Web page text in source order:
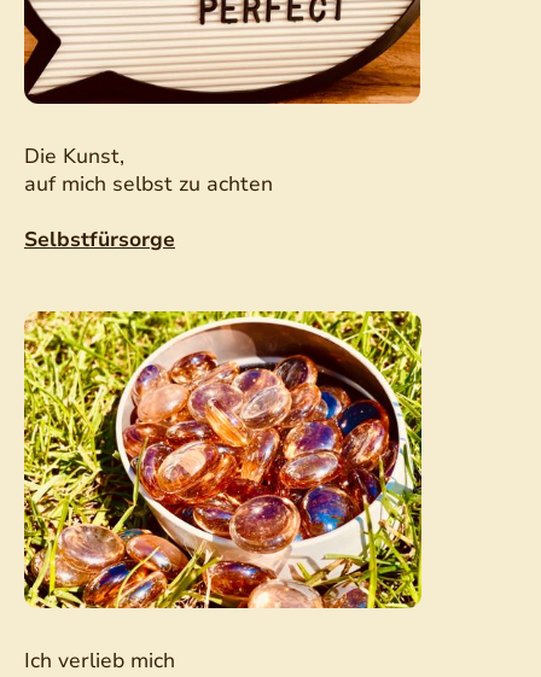
Die Kunst,
auf mich selbst zu achten
Selbstfürsorge
Ich verlieb mich